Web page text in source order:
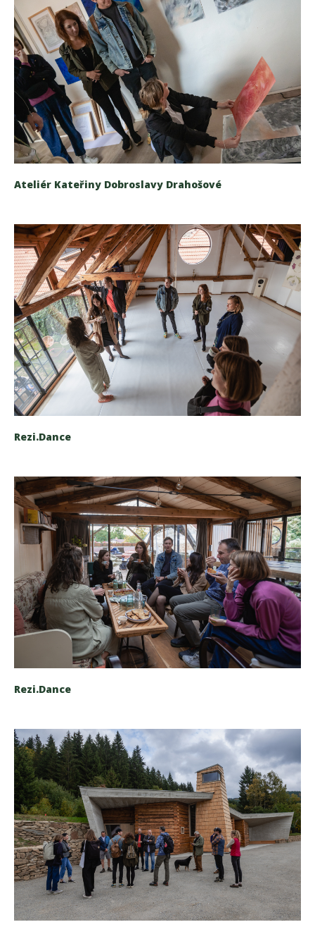
Ateliér Kateřiny Dobroslavy Drahošové
Rezi.Dance
Rezi.Dance